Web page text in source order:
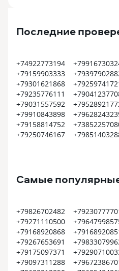
Последние
+74922773194
+79159903333
+79301621868
+79235776111
+79031557592
+79910843898
+79158814752
+79250746167
Самые
+79826702482
+79271110500
+79168920868
+79267653691
+79175097371
+79097311288